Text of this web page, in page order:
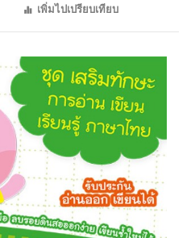
เพิ่มไปเปรียบเทียบ